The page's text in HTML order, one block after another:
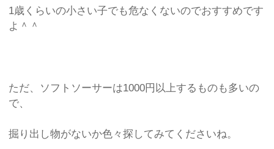
1歳くらいの小さい子でも危なくないのでおすすめです
よ＾＾
ただ、ソフトソーサーは1000円以上するものも多いの
で、
掘り出し物がないか色々探してみてくださいね。